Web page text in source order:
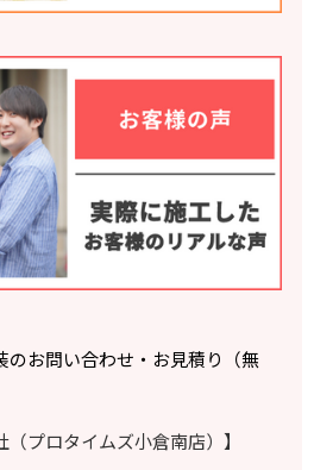
のお問い合わせ・お見積り（無
（プロタイムズ小倉南店）】